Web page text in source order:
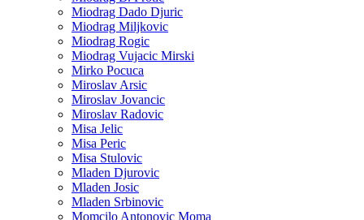
Miodrag Dado Djuric
Miodrag Miljkovic
Miodrag Rogic
Miodrag Vujacic Mirski
Mirko Pocuca
Miroslav Arsic
Miroslav Jovancic
Miroslav Radovic
Misa Jelic
Misa Peric
Misa Stulovic
Mladen Djurovic
Mladen Josic
Mladen Srbinovic
Momcilo Antonovic Moma